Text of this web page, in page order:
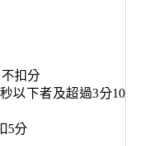
扣分
秒以下者及超過3分10
5分